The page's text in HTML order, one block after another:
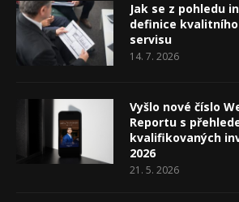
Jak se z pohledu
definice
servisu
14. 7. 2026
Vyšlo nové číslo
Reportu s
kvalifikovaných
2026
21. 5. 2026